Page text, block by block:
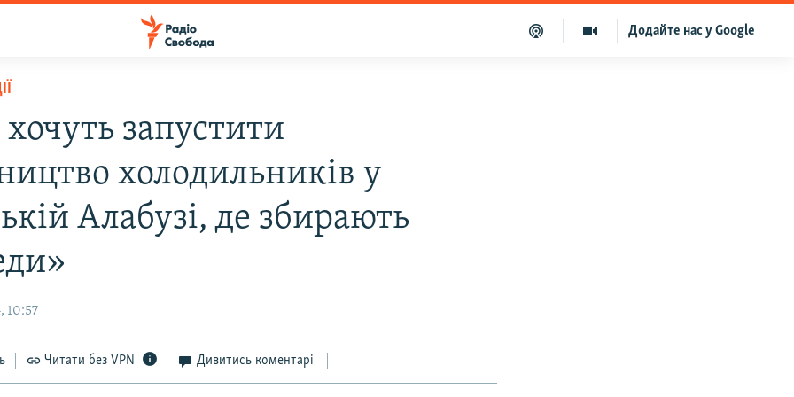
Додайте нас у Google
хочуть запустити
холодильників у
Алабузі, де збирають
10:57
Читати без VPN Дивитись коментарі